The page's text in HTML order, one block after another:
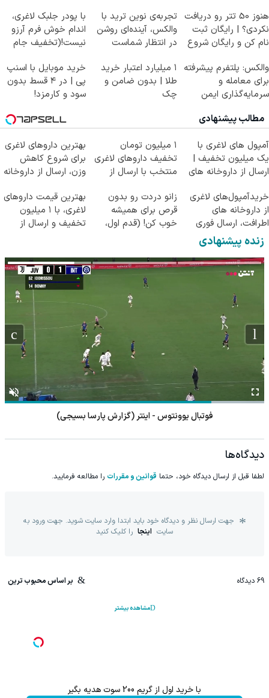
هنوز 50 تتر رو دریافت
نکردی؟ | رایگان ثبت
نام کن و رایگان شروع
تجربه‌ی نوین ترید با
والکس، آینده‌ای روشن
در انتظار شماست
با پودر جلبک لاغری،
اندام خوش فرم آرزو
نیست!(تخفیف جام
والکس: پلتفرم پیشرفته
برای معامله و
سرمایه‌گذاری ایمن
۱ میلیارد اعتبار خرید
طلا | بدون ضامن و
چک
خرید موبایل با اسنپ
پی | در ۴ قسط بدون
سود و کارمزد!
مطالب پیشنهادی
آمپول های لاغری با
یک میلیون تخفیف |
ارسال از داروخانه های
۱ میلیون تومان
تخفیف داروهای لاغری
منتخب با ارسال از
بهترین داروهای لاغری
برای شروع کاهش
وزن، ارسال از داروخانه
خریدآمپول‌های لاغری
از داروخانه های
اطرافت، ارسال فوری
همراه با پک یخ!
زانو دردت رو بدون
قرص برای همیشه
خوب کن! (قدم اول،
بهترین قیمت داروهای
لاغری، با ۱ میلیون
تخفیف و ارسال از
زنده پیشنهادی
فوتبال یوونتوس - اینتر (گزارش پارسا بسیجی)
دیدگاه‌ها
لطفا قبل از ارسال دیدگاه خود، حتما قوانین و مقررات را مطالعه فرمایید.
جهت ارسال نظر و دیدگاه خود باید ابتدا وارد سایت شوید. جهت ورود به
سایت اینجا را کلیک کنید
69 دیدگاه بر اساس محبوب ترین
مشاهده بیشتر
با خرید اول از گریم 200 سوت هدیه بگیر